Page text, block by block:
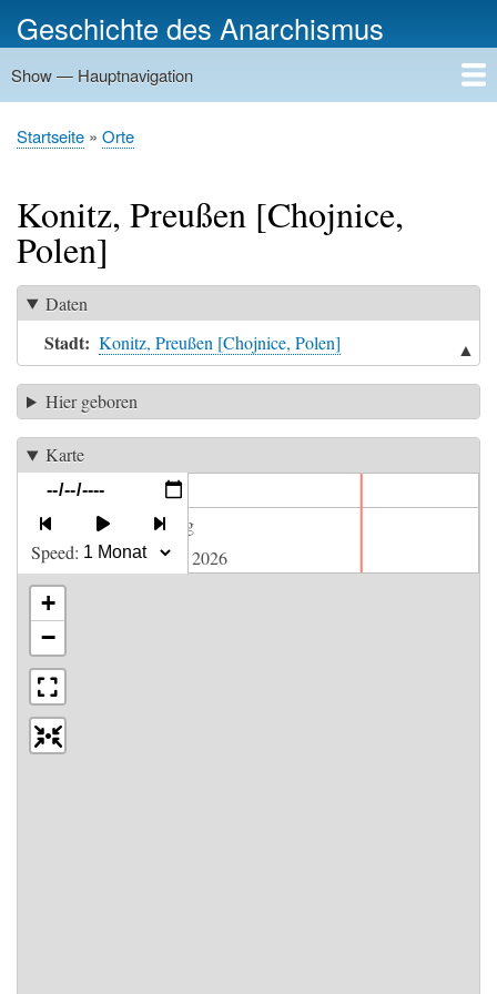
zum
Geschichte des Anarchismus
Hauptnavigation
Show — Hauptnavigation
Startseite
Geschichte
Personen
Gruppierungen
Ereignisse
Zeitungen
Schriftenreihen
Verlage
Treffpunkte
Rundwege
Orte
Bilder
Kategorien
Pfadnavigation
Startseite Orte
Konitz, Preußen [Chojnice,
Polen]
Daten
Stadt Konitz, Preußen [Chojnice, Polen] ▲
Hier geboren
Karte